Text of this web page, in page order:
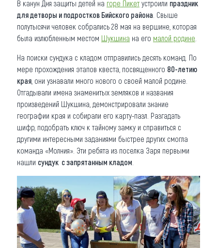
В канун Дня защиты детей на горе Пикет устроили праздник
для детворы и подростков Бийского района . Свыше
полутысячи человек собрались 28 мая на вершине, которая
была излюбленным местом Шукшина на его малой родине
На поиски сундука с кладом отправились десять команд. По
мере прохождения этапов квеста, посвященного 80-летию
края , они узнавали много нового о своей малой родине.
Отгадывали имена знаменитых земляков и названия
произведений Шукшина, демонстрировали знание
географии края и собирали его карту-пазл. Разгадать
шифр, подобрать ключ к тайному замку и справиться с
другими интересными заданиями быстрее других смогла
команда «Молния». Эти ребята из поселка Заря первыми
нашли сундук с запрятанным кладом